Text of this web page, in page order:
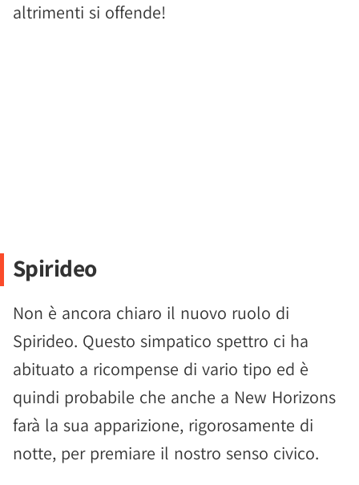
altrimenti si offende!
Spirideo
Non è ancora chiaro il nuovo ruolo di
Spirideo. Questo simpatico spettro ci ha
abituato a ricompense di vario tipo ed è
quindi probabile che anche a New Horizons
farà la sua apparizione, rigorosamente di
notte, per premiare il nostro senso civico.